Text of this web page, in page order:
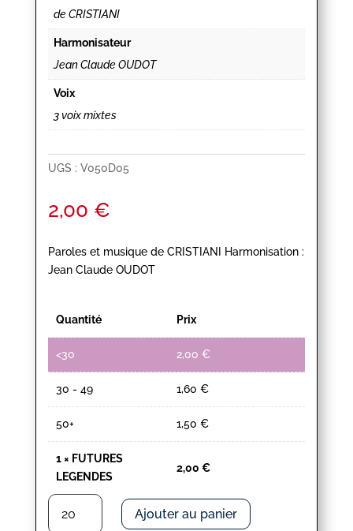
de CRISTIANI
Harmonisateur
Jean Claude OUDOT
Voix
3 voix mixtes
UGS : V050D05
2,00 €
Paroles et musique de CRISTIANI Harmonisation :
Jean Claude OUDOT
Quantité Prix
<30 2,00 €
30 - 49 1,60 €
50+ 1,50 €
1× FUTURES
LEGENDES
2,00 €
quantité
Ajouter au panier